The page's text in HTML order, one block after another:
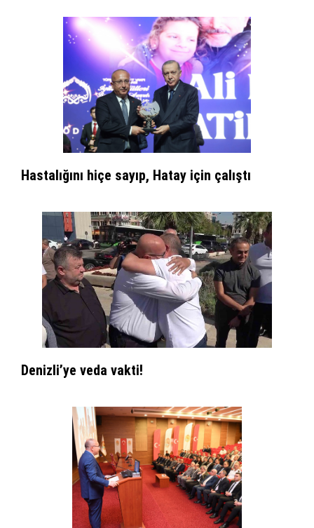
Hastalığını hiçe sayıp, Hatay için çalıştı
Denizli’ye veda vakti!